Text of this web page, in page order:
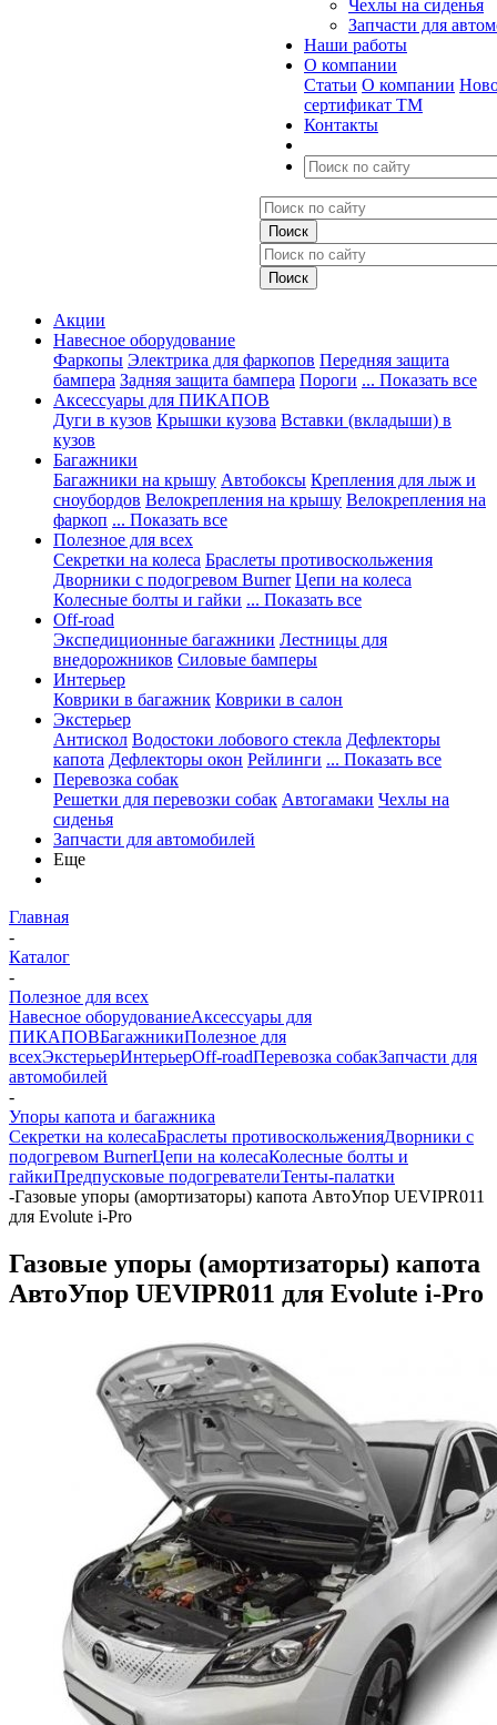
Чехлы на сиденья
Запчасти для
Наши работы
О компании
Статьи О компании
сертификат ТМ
Контакты
Акции
Навесное оборудование
Фаркопы Электрика для фаркопов Передняя защита
бампера Задняя защита бампера Пороги ... Показать все
Аксессуары для ПИКАПОВ
Дуги в кузов Крышки кузова Вставки (вкладыши) в
кузов
Багажники
Багажники на крышу Автобоксы Крепления для лыж и
сноубордов Велокрепления на крышу Велокрепления на
фаркоп ... Показать все
Полезное для всех
Секретки на колеса Браслеты противоскольжения
Дворники с подогревом Burner Цепи на колеса
Колесные болты и гайки ... Показать все
Off-road
Экспедиционные багажники Лестницы для
внедорожников Силовые бамперы
Интерьер
Коврики в багажник Коврики в салон
Экстерьер
Антискол Водостоки лобового стекла Дефлекторы
капота Дефлекторы окон Рейлинги ... Показать все
Перевозка собак
Решетки для перевозки собак Автогамаки Чехлы на
сиденья
Запчасти для автомобилей
Еще
Главная
-
Каталог
-
Полезное для всех
Навесное оборудованиеАксессуары для
ПИКАПОВБагажникиПолезное для
всехЭкстерьерИнтерьерOff-roadПеревозка собакЗапчасти для
автомобилей
-
Упоры капота и багажника
Секретки на колесаБраслеты противоскольженияДворники с
подогревом BurnerЦепи на колесаКолесные болты и
гайкиПредпусковые подогревателиТенты-палатки
-Газовые упоры (амортизаторы) капота АвтоУпор UEVIPR011
для Evolute i-Pro
Газовые упоры (амортизаторы) капота
АвтоУпор UEVIPR011 для Evolute i-Pro